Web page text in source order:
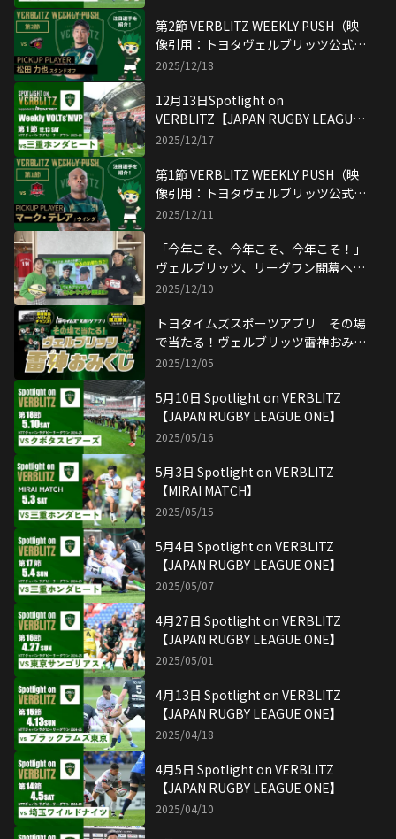
第2節 VERBLITZ WEEKLY PUSH（映
像引用：トヨタヴェルブリッツ公式
YouTubeチャンネル）
2025/12/18
12月13日Spotlight on
VERBLITZ【JAPAN RUGBY LEAGUE
ONE】映像引用：トヨタヴェルブリッ
2025/12/17
第1節 VERBLITZ WEEKLY PUSH（映
像引用：トヨタヴェルブリッツ公式
YouTubeチャンネル）
2025/12/11
「今年こそ、今年こそ、今年こそ！」
ヴェルブリッツ、リーグワン開幕への
決意
2025/12/10
トヨタイムズスポーツアプリ その場
で当たる！ヴェルブリッツ雷神おみく
じ
2025/12/05
5月10日 Spotlight on VERBLITZ
【JAPAN RUGBY LEAGUE ONE】
2025/05/16
5月3日 Spotlight on VERBLITZ
【MIRAI MATCH】
2025/05/15
5月4日 Spotlight on VERBLITZ
【JAPAN RUGBY LEAGUE ONE】
2025/05/07
4月27日 Spotlight on VERBLITZ
【JAPAN RUGBY LEAGUE ONE】
2025/05/01
4月13日 Spotlight on VERBLITZ
【JAPAN RUGBY LEAGUE ONE】
2025/04/18
4月5日 Spotlight on VERBLITZ
【JAPAN RUGBY LEAGUE ONE】
2025/04/10